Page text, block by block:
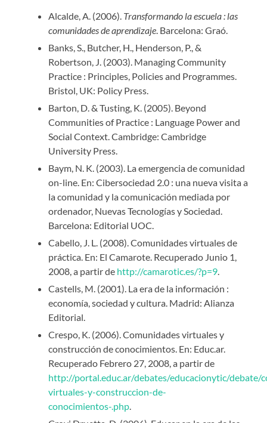
Alcalde, A. (2006). Transformando la escuela : las
comunidades de aprendizaje . Barcelona: Graó.
Banks, S., Butcher, H., Henderson, P., &
Robertson, J. (2003). Managing Community
Practice : Principles, Policies and Programmes.
Bristol, UK: Policy Press.
Barton, D. & Tusting, K. (2005). Beyond
Communities of Practice : Language Power and
Social Context. Cambridge: Cambridge
University Press.
Baym, N. K. (2003). La emergencia de comunidad
on-line. En: Cibersociedad 2.0 : una nueva visita a
la comunidad y la comunicación mediada por
ordenador, Nuevas Tecnologías y Sociedad.
Barcelona: Editorial UOC.
Cabello, J. L. (2008). Comunidades virtuales de
práctica. En: El Camarote. Recuperado Junio 1,
2008, a partir de http://camarotic.es/?p=9
Castells, M. (2001). La era de la información :
economía, sociedad y cultura. Madrid: Alianza
Editorial.
Crespo, K. (2006). Comunidades virtuales y
construcción de conocimientos. En: Educ.ar.
Recuperado Febrero 27, 2008, a partir de
http://portal.educ.ar/debates/educacionytic/debate/
virtuales-y-construccion-de-
conocimientos-.php